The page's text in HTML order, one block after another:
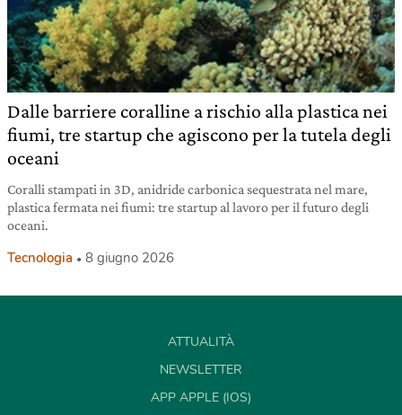
Dalle barriere coralline a rischio alla plastica nei
fiumi, tre startup che agiscono per la tutela degli
oceani
Coralli stampati in 3D, anidride carbonica sequestrata nel mare,
plastica fermata nei fiumi: tre startup al lavoro per il futuro degli
oceani.
Tecnologia 8 giugno 2026
ATTUALITÀ
NEWSLETTER
APP APPLE (IOS)